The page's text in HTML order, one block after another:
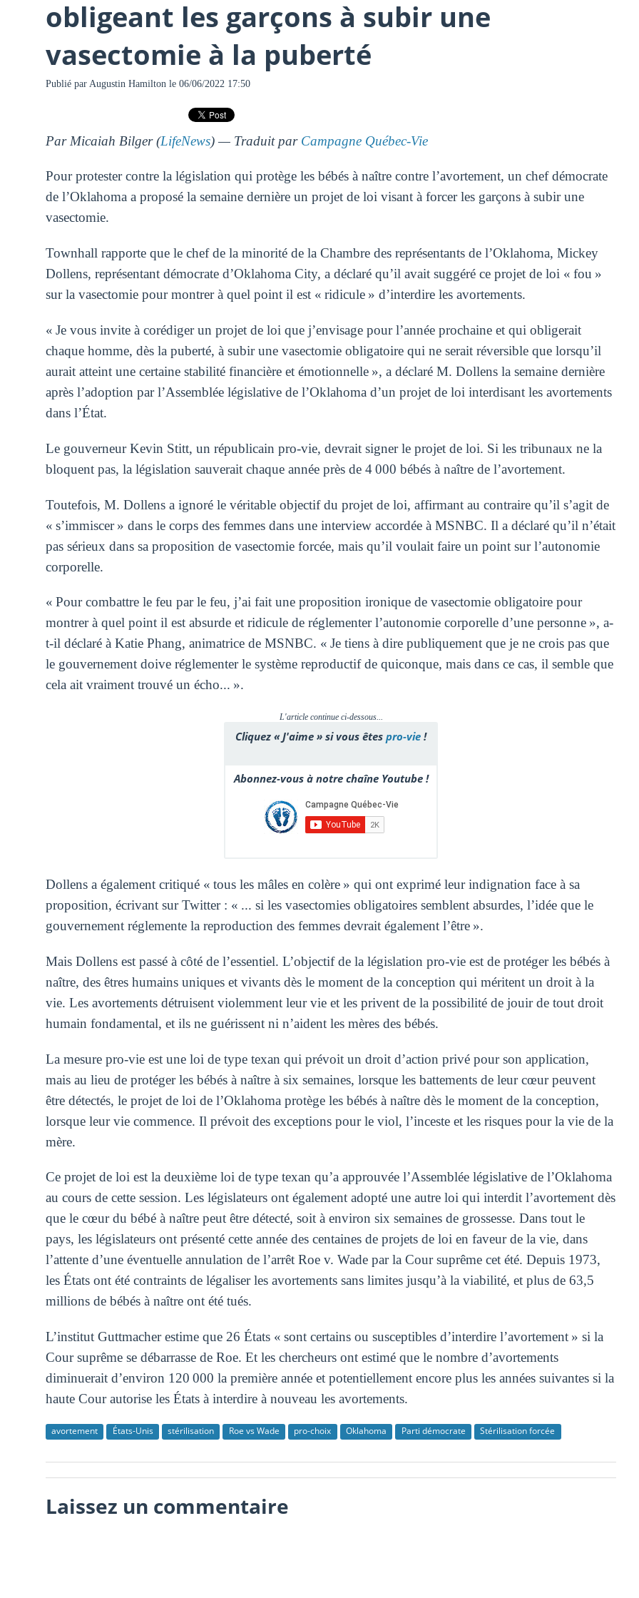
obligeant les garçons à subir une
vasectomie à la puberté
Publié par Augustin Hamiltonle 06/06/2022 17:50
Par Micaiah Bilger (LifeNews) — Traduit par Campagne Québec-Vie
Pour protester contre la législation qui protège les bébés à naître contre l’avortement, un chef démocrate
de l’Oklahoma a proposé la semaine dernière un projet de loi visant à forcer les garçons à subir une
vasectomie.
Townhall rapporte que le chef de la minorité de la Chambre des représentants de l’Oklahoma, Mickey
Dollens, représentant démocrate d’Oklahoma City, a déclaré qu’il avait suggéré ce projet de loi « fou »
sur la vasectomie pour montrer à quel point il est « ridicule » d’interdire les avortements.
« Je vous invite à corédiger un projet de loi que j’envisage pour l’année prochaine et qui obligerait
chaque homme, dès la puberté, à subir une vasectomie obligatoire qui ne serait réversible que lorsqu’il
aurait atteint une certaine stabilité financière et émotionnelle », a déclaré M. Dollens la semaine dernière
après l’adoption par l’Assemblée législative de l’Oklahoma d’un projet de loi interdisant les avortements
dans l’État.
Le gouverneur Kevin Stitt, un républicain pro-vie, devrait signer le projet de loi. Si les tribunaux ne la
bloquent pas, la législation sauverait chaque année près de 4 000 bébés à naître de l’avortement.
Toutefois, M. Dollens a ignoré le véritable objectif du projet de loi, affirmant au contraire qu’il s’agit de
« s’immiscer » dans le corps des femmes dans une interview accordée à MSNBC. Il a déclaré qu’il n’était
pas sérieux dans sa proposition de vasectomie forcée, mais qu’il voulait faire un point sur l’autonomie
corporelle.
« Pour combattre le feu par le feu, j’ai fait une proposition ironique de vasectomie obligatoire pour
montrer à quel point il est absurde et ridicule de réglementer l’autonomie corporelle d’une personne », a-
t-il déclaré à Katie Phang, animatrice de MSNBC. « Je tiens à dire publiquement que je ne crois pas que
le gouvernement doive réglementer le système reproductif de quiconque, mais dans ce cas, il semble que
cela ait vraiment trouvé un écho... ».
L'article continue ci-dessous...
Cliquez « J'aime » si vous êtes pro-vie !
Abonnez-vous à notre chaîne Youtube !
Dollens a également critiqué « tous les mâles en colère » qui ont exprimé leur indignation face à sa
proposition, écrivant sur Twitter : « ... si les vasectomies obligatoires semblent absurdes, l’idée que le
gouvernement réglemente la reproduction des femmes devrait également l’être ».
Mais Dollens est passé à côté de l’essentiel. L’objectif de la législation pro-vie est de protéger les bébés à
naître, des êtres humains uniques et vivants dès le moment de la conception qui méritent un droit à la
vie. Les avortements détruisent violemment leur vie et les privent de la possibilité de jouir de tout droit
humain fondamental, et ils ne guérissent ni n’aident les mères des bébés.
La mesure pro-vie est une loi de type texan qui prévoit un droit d’action privé pour son application,
mais au lieu de protéger les bébés à naître à six semaines, lorsque les battements de leur cœur peuvent
être détectés, le projet de loi de l’Oklahoma protège les bébés à naître dès le moment de la conception,
lorsque leur vie commence. Il prévoit des exceptions pour le viol, l’inceste et les risques pour la vie de la
mère.
Ce projet de loi est la deuxième loi de type texan qu’a approuvée l’Assemblée législative de l’Oklahoma
au cours de cette session. Les législateurs ont également adopté une autre loi qui interdit l’avortement dès
que le cœur du bébé à naître peut être détecté, soit à environ six semaines de grossesse. Dans tout le
pays, les législateurs ont présenté cette année des centaines de projets de loi en faveur de la vie, dans
l’attente d’une éventuelle annulation de l’arrêt Roe v. Wade par la Cour suprême cet été. Depuis 1973,
les États ont été contraints de légaliser les avortements sans limites jusqu’à la viabilité, et plus de 63,5
millions de bébés à naître ont été tués.
L’institut Guttmacher estime que 26 États « sont certains ou susceptibles d’interdire l’avortement » si la
Cour suprême se débarrasse de Roe. Et les chercheurs ont estimé que le nombre d’avortements
diminuerait d’environ 120 000 la première année et potentiellement encore plus les années suivantes si la
haute Cour autorise les États à interdire à nouveau les avortements.
avortement États-Unis stérilisation Roe vs Wade pro-choix Oklahoma Parti démocrate Stérilisation forcée
Laissez un commentaire